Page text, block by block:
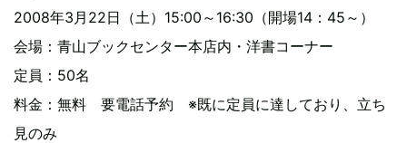
2008年3月22日（土）15:00～16:30（開場14：45～）
会場：青山ブックセンター本店内・洋書コーナー
定員：50名
料金：無料 要電話予約 ※既に定員に達しており、立ち
見のみ